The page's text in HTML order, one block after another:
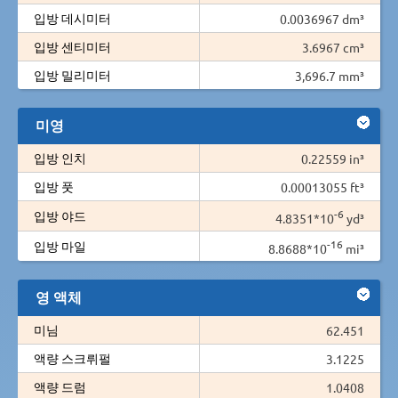
입방 데시미터
0.0036967 dm³
입방 센티미터
3.6967 cm³
입방 밀리미터
3,696.7 mm³
미영
입방 인치
0.22559 in³
입방 풋
0.00013055 ft³
입방 야드
4.8351*10-6 yd³
입방 마일
8.8688*10-16 mi³
영 액체
미님
62.451
액량 스크뤼펄
3.1225
액량 드럼
1.0408